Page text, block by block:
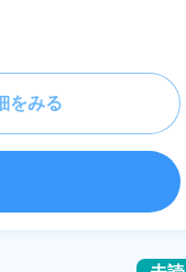
をみる